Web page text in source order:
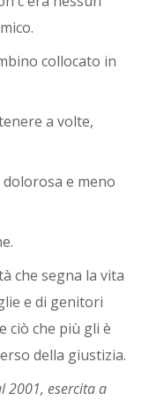
collocato in
a volte,
e meno
che segna la vita
e di genitori
ciò che più gli è
della giustizia.
2001, esercita a